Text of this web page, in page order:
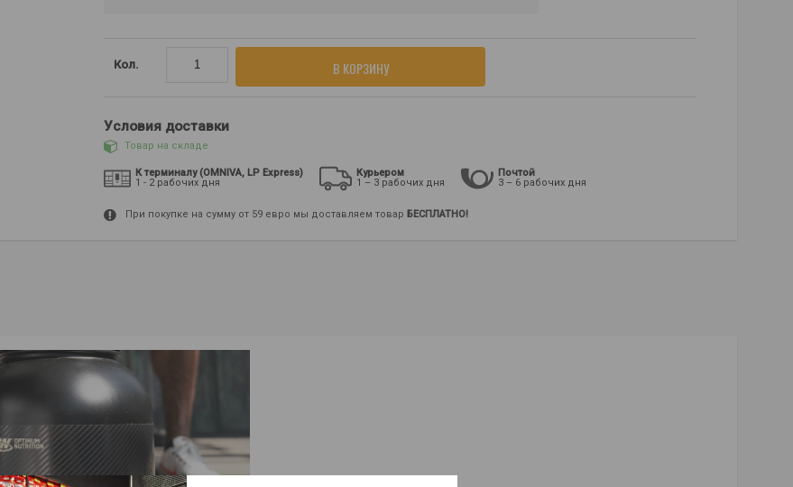
Кол. В КОРЗИНУ
Условия доставки
Товар на складе
К терминалу (OMNIVA, LP Express)
1 - 2 рабочих дня
Курьером
1 – 3 рабочих дня
Почтой
3 – 6 рабочих дня
При покупке на сумму от 59 евро мы доставляем товар БЕСПЛАТНО!